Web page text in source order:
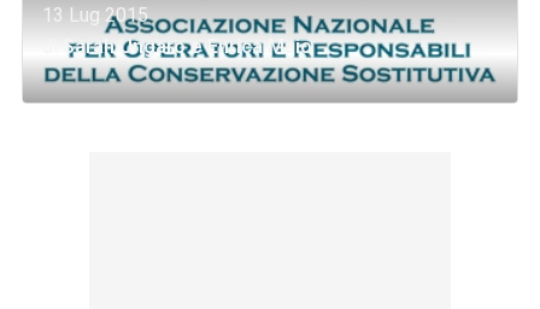
13 Lug 2015
Sarah Ungaro e Enrica Maio